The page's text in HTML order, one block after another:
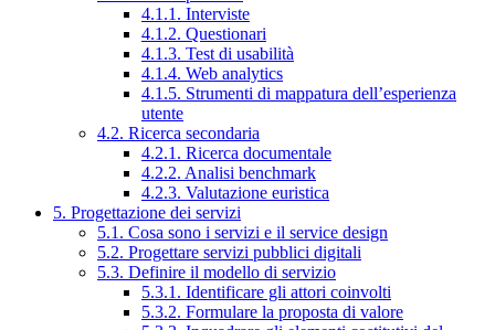
4.1.1. Interviste
4.1.2. Questionari
4.1.3. Test di usabilità
4.1.4. Web analytics
4.1.5. Strumenti di mappatura dell’esperienza
utente
4.2. Ricerca secondaria
4.2.1. Ricerca documentale
4.2.2. Analisi benchmark
4.2.3. Valutazione euristica
5. Progettazione dei servizi
5.1. Cosa sono i servizi e il service design
5.2. Progettare servizi pubblici digitali
5.3. Definire il modello di servizio
5.3.1. Identificare gli attori coinvolti
5.3.2. Formulare la proposta di valore